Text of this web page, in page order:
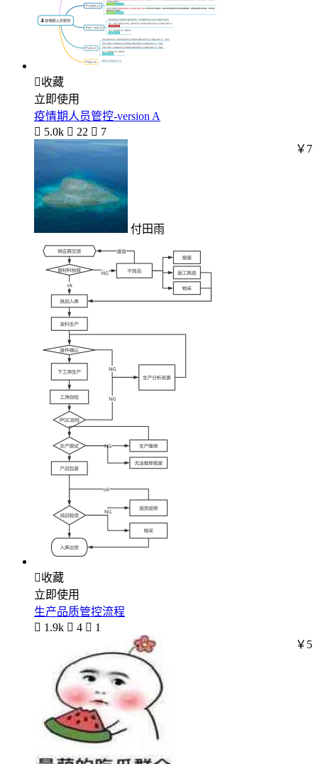
收藏
立即使用
疫情期人员管控-version A
 5.0k  22  7
付田雨
￥7
收藏
立即使用
生产品质管控流程
 1.9k  4  1
￥5